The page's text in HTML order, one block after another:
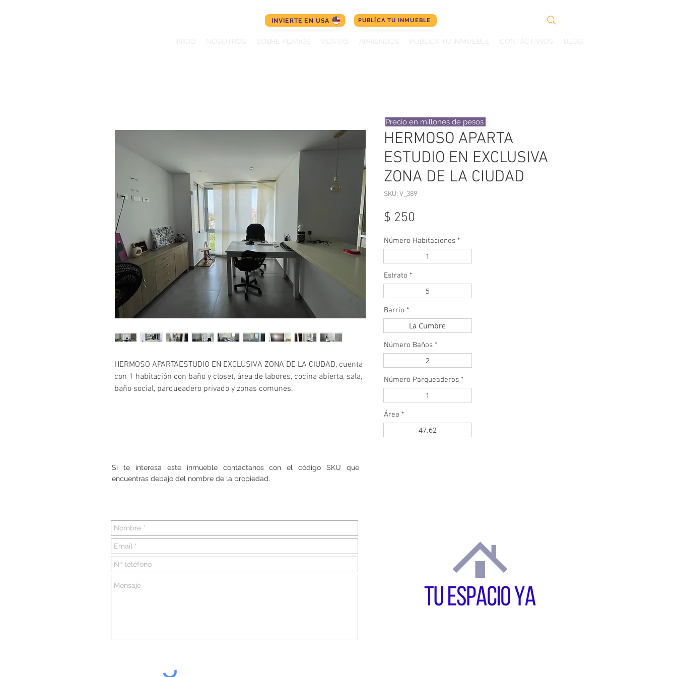
INVIERTE EN USA PUBLÍCA TU INMUEBLE
INICIO NOSOTROS SOBRE PLANOS VENTAS ARRIENDOS PUBLICA TU INMUEBLE CONTÁCTANOS BLOG
HERMOSO APARTAESTUDIO EN EXCLUSIVA ZONA DE LA CIUDAD, cuenta
con 1 habitación con baño y closet, área de labores, cocina abierta, sala,
baño social, parqueadero privado y zonas comunes.
HERMOSO APARTA
ESTUDIO EN EXCLUSIVA
ZONA DE LA CIUDAD
SKU: V_389
$ 250
Número Habitaciones *
1
Estrato *
5
Barrio *
La Cumbre
Número Baños *
2
Número Parqueaderos *
1
Área *
47.62
Si te interesa este inmueble contáctanos con el código SKU que
encuentras debajo del nombre de la propiedad.
Precio en millones de pesos